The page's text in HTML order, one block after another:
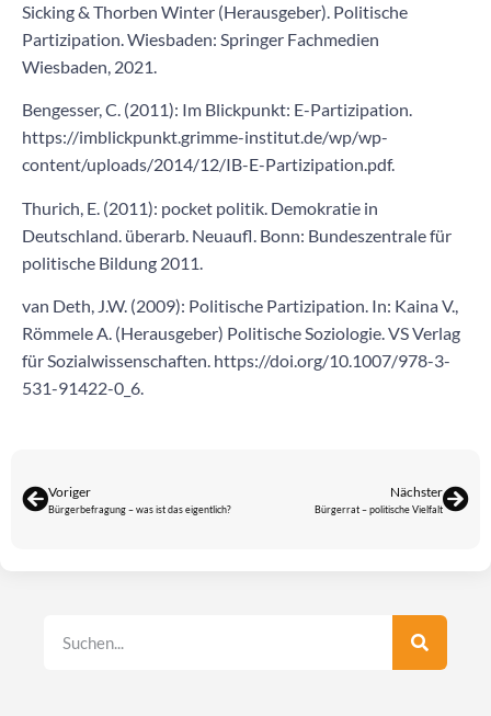
Sicking & Thorben Winter (Herausgeber). Politische
Partizipation. Wiesbaden: Springer Fachmedien
Wiesbaden, 2021.
Bengesser, C. (2011): Im Blickpunkt: E-Partizipation.
https://imblickpunkt.grimme-institut.de/wp/wp-
content/uploads/2014/12/IB-E-Partizipation.pdf.
Thurich, E. (2011): pocket politik. Demokratie in
Deutschland. überarb. Neuaufl. Bonn: Bundeszentrale für
politische Bildung 2011.
van Deth, J.W. (2009): Politische Partizipation. In: Kaina V.,
Römmele A. (Herausgeber) Politische Soziologie. VS Verlag
für Sozialwissenschaften. https://doi.org/10.1007/978-3-
531-91422-0_6.
Voriger
Bürgerbefragung – was ist das eigentlich?
Nächster
Bürgerrat – politische Vielfalt